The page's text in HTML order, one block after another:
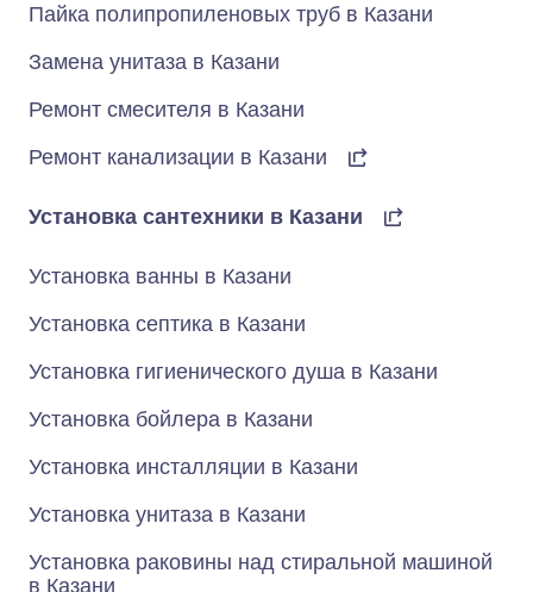
Пайка полипропиленовых труб в Казани
Замена унитаза в Казани
Ремонт смесителя в Казани
Ремонт канализации в Казани
Установка сантехники в Казани
Установка ванны в Казани
Установка септика в Казани
Установка гигиенического душа в Казани
Установка бойлера в Казани
Установка инсталляции в Казани
Установка унитаза в Казани
Установка раковины над стиральной машиной
в Казани